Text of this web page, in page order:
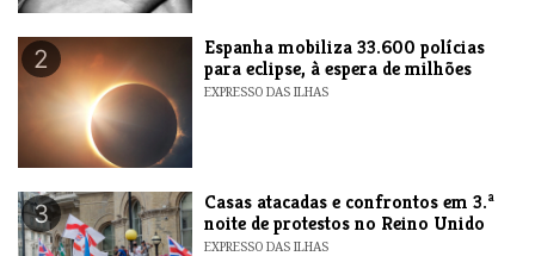
2
Espanha mobiliza 33.600 polícias
para eclipse, à espera de milhões
EXPRESSO DAS ILHAS
3
Casas atacadas e confrontos em 3.ª
noite de protestos no Reino Unido
EXPRESSO DAS ILHAS